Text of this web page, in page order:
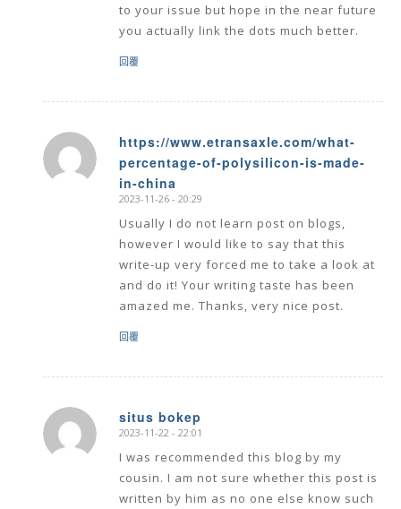
to your issue but hope in the near future
you actually link the dots much better.
回覆
https://www.etransaxle.com/what-
percentage-of-polysilicon-is-made-
in-china
says:
2023-11-26 - 20:29
Usually I do not learn post on blogs,
however I would like to say that this
write-up very forced me to take a look at
and do it! Your writing taste has been
amazed me. Thanks, very nice post.
回覆
situs bokep
says:
2023-11-22 - 22:01
I was recommended this blog by my
cousin. I am not sure whether this post is
written by him as no one else know such